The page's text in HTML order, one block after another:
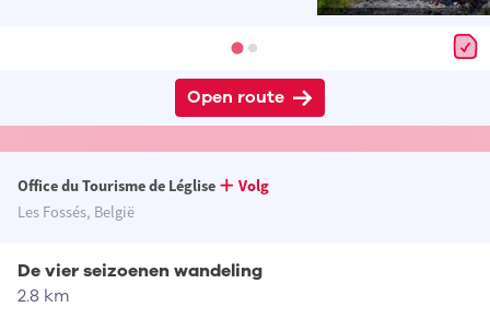
Open route
Office du Tourisme de Léglise
Volg
Les Fossés, België
De vier seizoenen wandeling
2.8 km